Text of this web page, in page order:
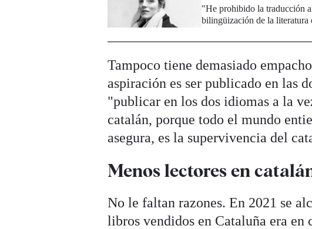
"He prohibido la traducción
bilingüización de la
Tampoco tiene demasiado
aspiración es ser publicado en las
"publicar en los dos idiomas a la
catalán, porque todo el mundo
asegura, es la supervivencia del
Menos lectores en
No le faltan razones. En 2021 se
libros vendidos en Cataluña era en